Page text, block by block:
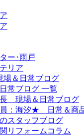
ー･雨戸
リア
＆日常ブログ
常ブログ 一覧
現場＆日常ブログ
：海汐★ 日常＆商
スタッフブログ
リフォームコラム